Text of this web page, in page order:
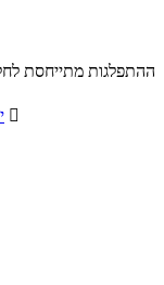
ההתפלגות מתייחסת
